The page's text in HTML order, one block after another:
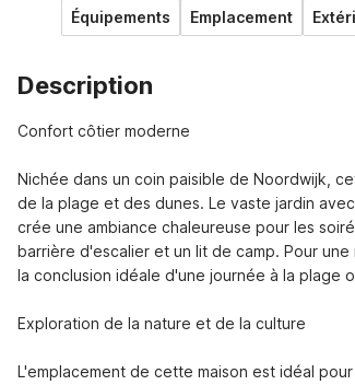
Équipements Emplacement
Description
Confort côtier moderne
Nichée dans un coin paisible de Noordwijk,
de la plage et des dunes. Le vaste jardin
crée une ambiance chaleureuse pour les
barrière d'escalier et un lit de camp. Pour
la conclusion idéale d'une journée à la plage
Exploration de la nature et de la culture
L'emplacement de cette maison est idéal